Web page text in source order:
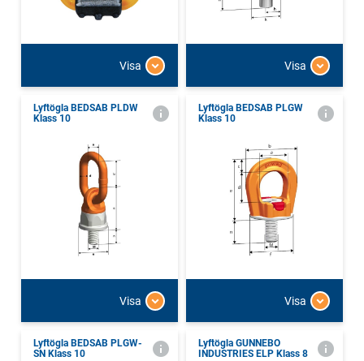
Visa Visa
Lyftögla BEDSAB PLDW
Klass 10
Visa
Lyftögla BEDSAB PLGW
Klass 10
Visa
Lyftögla BEDSAB PLGW-
SN Klass 10
Lyftögla GUNNEBO
INDUSTRIES ELP Klass 8